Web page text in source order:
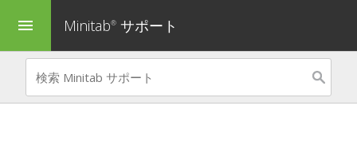
menu Minitab® サポート